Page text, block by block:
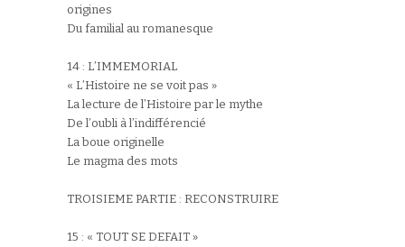
origines
Du familial au romanesque
14 : L’IMMEMORIAL
« L’Histoire ne se voit pas »
La lecture de l’Histoire par le mythe
De l’oubli à l’indifférencié
La boue originelle
Le magma des mots
TROISIEME PARTIE : RECONSTRUIRE
15 : « TOUT SE DEFAIT »